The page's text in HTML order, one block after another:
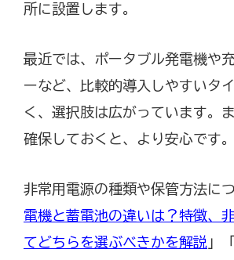
所に設置します。
最近では、ポータブル発電機や
ーなど、比較的導入しやすいタ
く、選択肢は広がっています。
確保しておくと、より安心です。
非常用電源の種類や保管方法に
電機と蓄電池の違いは？特徴、
てどちらを選ぶべきかを解説 」「